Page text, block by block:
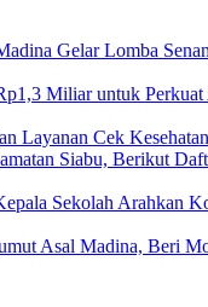
Gelar Lomba
Miliar untuk Perkuat
Layanan Cek
Siabu, Berikut
Sekolah Arahkan
Asal Madina, Beri